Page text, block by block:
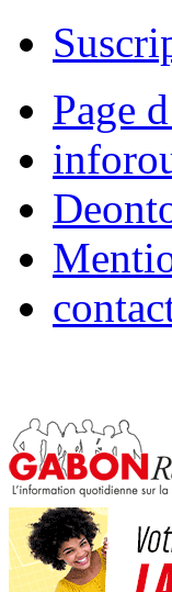
Page